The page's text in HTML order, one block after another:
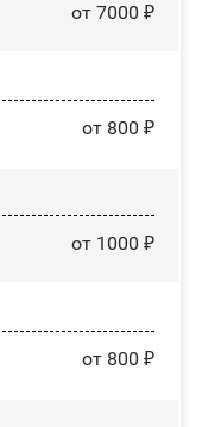
от 7000 ₽
от 800 ₽
от 1000 ₽
от 800 ₽